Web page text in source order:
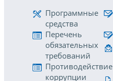
Программные
средства
Перечень
обязательных
требований
Противодействие
коррупции